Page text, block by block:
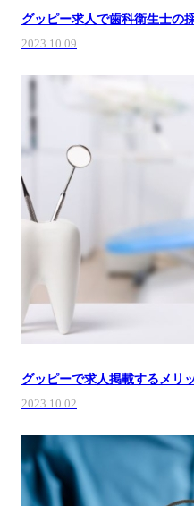
グッピー求人で歯科衛生士の
2023.10.09
グッピーで求人掲載するメリ
2023.10.02